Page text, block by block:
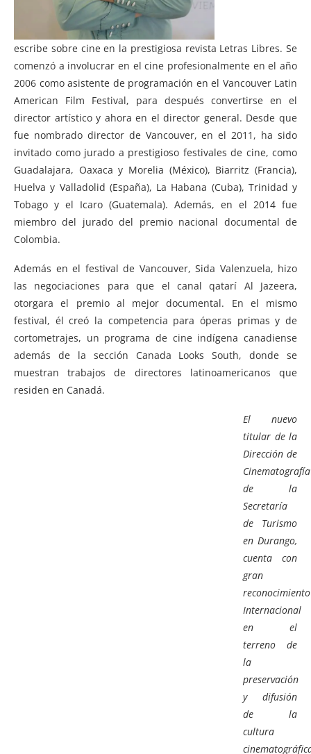
escribe sobre cine en la prestigiosa revista Letras Libres. Se
comenzó a involucrar en el cine profesionalmente en el año
2006 como asistente de programación en el Vancouver Latin
American Film Festival, para después convertirse en el
director artístico y ahora en el director general. Desde que
fue nombrado director de Vancouver, en el 2011, ha sido
invitado como jurado a prestigioso festivales de cine, como
Guadalajara, Oaxaca y Morelia (México), Biarritz (Francia),
Huelva y Valladolid (España), La Habana (Cuba), Trinidad y
Tobago y el Icaro (Guatemala). Además, en el 2014 fue
miembro del jurado del premio nacional documental de
Colombia.
Además en el festival de Vancouver, Sida Valenzuela, hizo
las negociaciones para que el canal qatarí Al Jazeera,
otorgara el premio al mejor documental. En el mismo
festival, él creó la competencia para óperas primas y de
cortometrajes, un programa de cine indígena canadiense
además de la sección Canada Looks South, donde se
muestran trabajos de directores latinoamericanos que
residen en Canadá.
El nuevo
titular de la
Dirección de
Cinematografía
de la
Secretaría
de Turismo
en Durango,
cuenta con
gran
reconocimiento
Internacional
en el
terreno de
la
preservación
y difusión
de la
cultura